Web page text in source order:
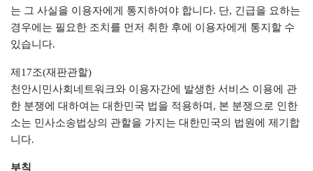
는 그 사실을 이용자에게 통지하여야 합니다. 단, 긴급을 요하는
경우에는 필요한 조치를 먼저 취한 후에 이용자에게 통지할 수
있습니다.
제17조(재판관할)
천안시민사회네트워크와 이용자간에 발생한 서비스 이용에 관
한 분쟁에 대하여는 대한민국 법을 적용하며, 본 분쟁으로 인한
소는 민사소송법상의 관할을 가지는 대한민국의 법원에 제기합
니다.
부칙